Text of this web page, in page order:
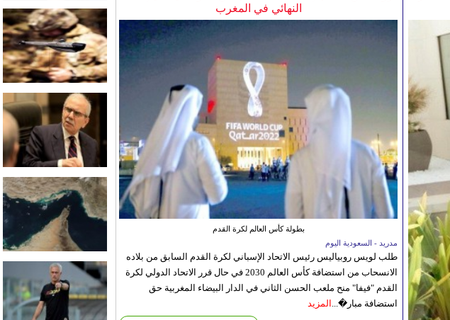
النهائي في المغرب
بطولة كأس العالم لكرة القدم
مدريد - السعودية اليوم
طلب لويس روبياليس رئيس الاتحاد الإسباني لكرة القدم السابق من بلاده
الانسحاب من استضافة كأس العالم 2030 في حال قرر الاتحاد الدولي لكرة
القدم "فيفا" منح ملعب الحسن الثاني في الدار البيضاء المغربية حق
استضافة مبار�... المزيد